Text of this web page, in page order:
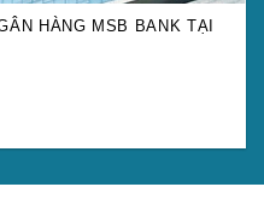
HÀNG MSB BANK TẠI